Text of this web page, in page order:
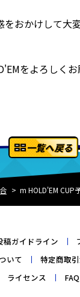
をおかけして大
をよろしくお
一覧へ戻る
m HOLD'EM CUP
稿ガイドライン
いて
特定商取
ライセンス
FAQ